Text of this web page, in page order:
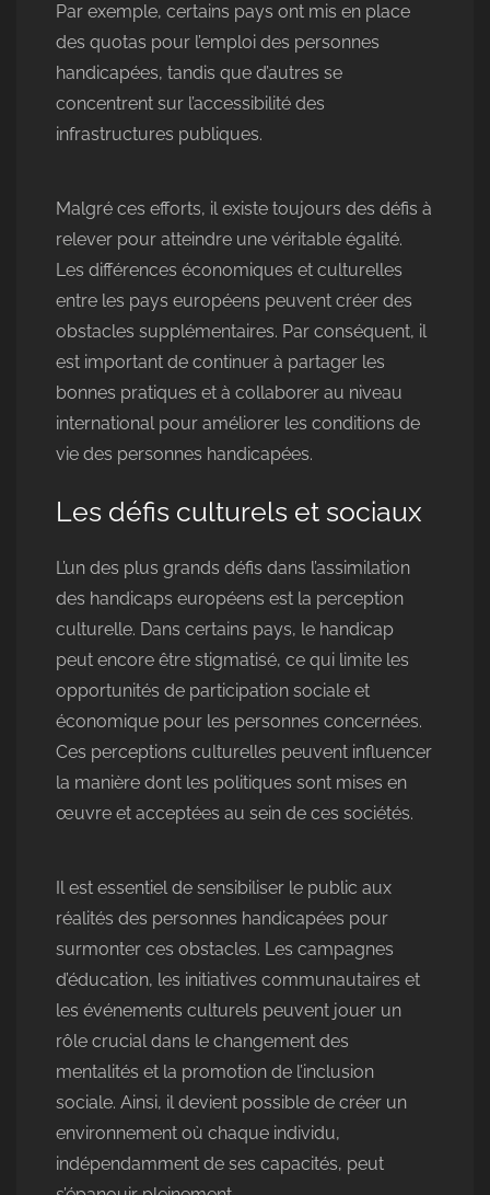
Par exemple, certains pays ont mis en place
des quotas pour l’emploi des personnes
handicapées, tandis que d’autres se
concentrent sur l’accessibilité des
infrastructures publiques.
Malgré ces efforts, il existe toujours des défis à
relever pour atteindre une véritable égalité.
Les différences économiques et culturelles
entre les pays européens peuvent créer des
obstacles supplémentaires. Par conséquent, il
est important de continuer à partager les
bonnes pratiques et à collaborer au niveau
international pour améliorer les conditions de
vie des personnes handicapées.
Les défis culturels et sociaux
L’un des plus grands défis dans l’assimilation
des handicaps européens est la perception
culturelle. Dans certains pays, le handicap
peut encore être stigmatisé, ce qui limite les
opportunités de participation sociale et
économique pour les personnes concernées.
Ces perceptions culturelles peuvent influencer
la manière dont les politiques sont mises en
œuvre et acceptées au sein de ces sociétés.
Il est essentiel de sensibiliser le public aux
réalités des personnes handicapées pour
surmonter ces obstacles. Les campagnes
d’éducation, les initiatives communautaires et
les événements culturels peuvent jouer un
rôle crucial dans le changement des
mentalités et la promotion de l’inclusion
sociale. Ainsi, il devient possible de créer un
environnement où chaque individu,
indépendamment de ses capacités, peut